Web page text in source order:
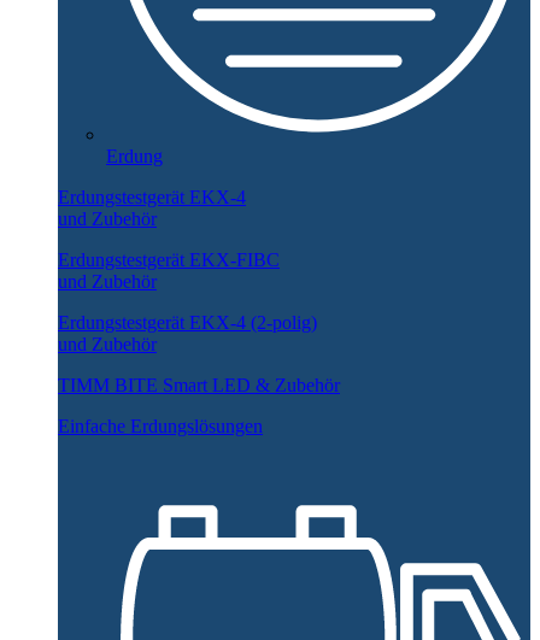
Erdung
Erdungstestgerät EKX-4
und Zubehör
Erdungstestgerät EKX-FIBC
und Zubehör
Erdungstestgerät EKX-4 (2-polig)
und Zubehör
TIMM BITE Smart LED & Zubehör
Einfache Erdungslösungen